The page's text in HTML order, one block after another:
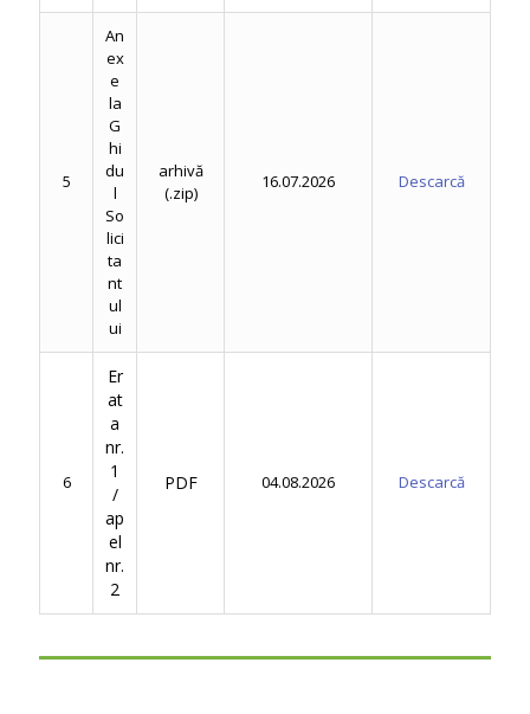
5
An
ex
e
la
G
hi
du
l
So
lici
ta
nt
ul
ui
arhivă
(.zip)
16.07.2026 Descarcă
6
Er
at
a
nr.
1
/
ap
el
nr.
2
PDF 04.08.2026 Descarcă